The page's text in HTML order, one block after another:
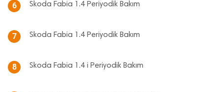
6 Skoda Fabia 1.4 Periyodik Bakım
7 Skoda Fabia 1.4 Periyodik Bakım
8 Skoda Fabia 1.4 i Periyodik Bakım